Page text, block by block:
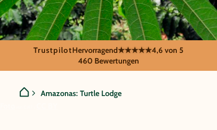
Brasilien - Amazonas:
TrustpilotHervorragend★★★★★4,6 von 5
460 Bewertungen
Amazonas: Turtle Lodge